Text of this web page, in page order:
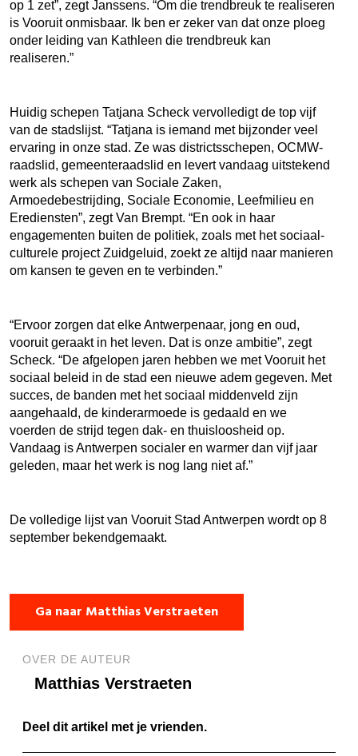
op 1 zet”, zegt Janssens. “Om die trendbreuk te realiseren
is Vooruit onmisbaar. Ik ben er zeker van dat onze ploeg
onder leiding van Kathleen die trendbreuk kan
realiseren.”
Huidig schepen Tatjana Scheck vervolledigt de top vijf
van de stadslijst. “Tatjana is iemand met bijzonder veel
ervaring in onze stad. Ze was districtsschepen, OCMW-
raadslid, gemeenteraadslid en levert vandaag uitstekend
werk als schepen van Sociale Zaken,
Armoedebestrijding, Sociale Economie, Leefmilieu en
Erediensten”, zegt Van Brempt. “En ook in haar
engagementen buiten de politiek, zoals met het sociaal-
culturele project Zuidgeluid, zoekt ze altijd naar manieren
om kansen te geven en te verbinden.”
“Ervoor zorgen dat elke Antwerpenaar, jong en oud,
vooruit geraakt in het leven. Dat is onze ambitie”, zegt
Scheck. “De afgelopen jaren hebben we met Vooruit het
sociaal beleid in de stad een nieuwe adem gegeven. Met
succes, de banden met het sociaal middenveld zijn
aangehaald, de kinderarmoede is gedaald en we
voerden de strijd tegen dak- en thuisloosheid op.
Vandaag is Antwerpen socialer en warmer dan vijf jaar
geleden, maar het werk is nog lang niet af.”
De volledige lijst van Vooruit Stad Antwerpen wordt op 8
september bekendgemaakt.
Ga naar Matthias Verstraeten
OVER DE AUTEUR
Matthias Verstraeten
Deel dit artikel met je vrienden.